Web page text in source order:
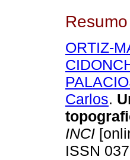
Resumo
ORTIZ-
Carlos.
INCI
ISSN